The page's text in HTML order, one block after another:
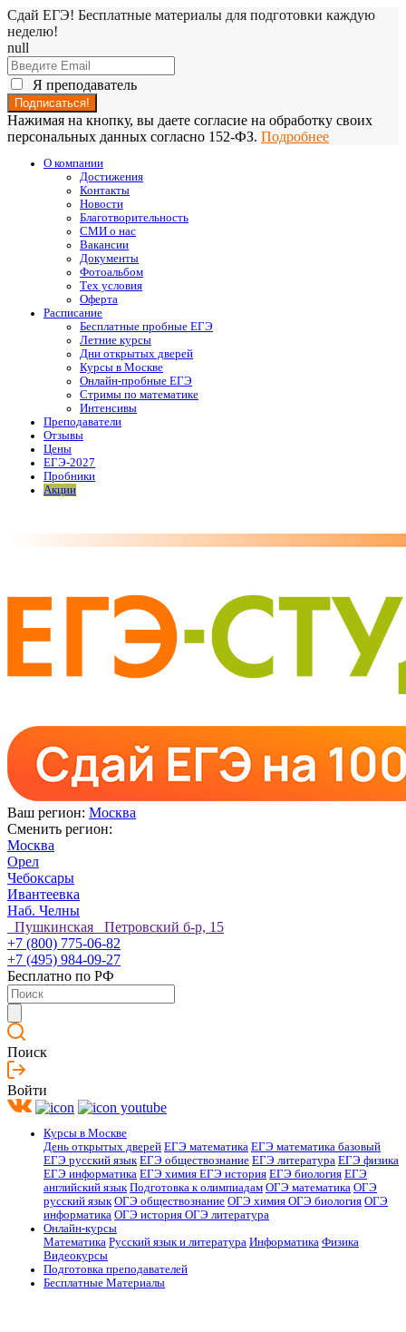
Сдай ЕГЭ! Бесплатные материалы для подготовки каждую
неделю!
null
Я преподаватель
Нажимая на кнопку, вы даете согласие на обработку своих
персональных данных согласно 152-ФЗ. Подробнее
О компании
Достижения
Контакты
Новости
Благотворительность
СМИ о нас
Вакансии
Документы
Фотоальбом
Тех условия
Оферта
Расписание
Бесплатные пробные ЕГЭ
Летние курсы
Дни открытых дверей
Курсы в Москве
Онлайн-пробные ЕГЭ
Стримы по математике
Интенсивы
Преподаватели
Отзывы
Цены
ЕГЭ-2027
Пробники
Акции
Ваш регион: Москва
Сменить регион:
Москва
Орел
Чебоксары
Ивантеевка
Наб. Челны
Пушкинская Петровский б-р, 15
+7 (800) 775-06-82
+7 (495) 984-09-27
Бесплатно по РФ
Поиск
Войти
Курсы в Москве
День открытых дверей ЕГЭ математика ЕГЭ математика базовый
ЕГЭ русский язык ЕГЭ обществознание ЕГЭ литература ЕГЭ физика
ЕГЭ информатика ЕГЭ химия ЕГЭ история ЕГЭ биология ЕГЭ
английский язык Подготовка к олимпиадам ОГЭ математика ОГЭ
русский язык ОГЭ обществознание ОГЭ химия ОГЭ биология ОГЭ
информатика ОГЭ история ОГЭ литература
Онлайн-курсы
Математика Русский язык и литература Информатика Физика
Видеокурсы
Подготовка преподавателей
Бесплатные Материалы